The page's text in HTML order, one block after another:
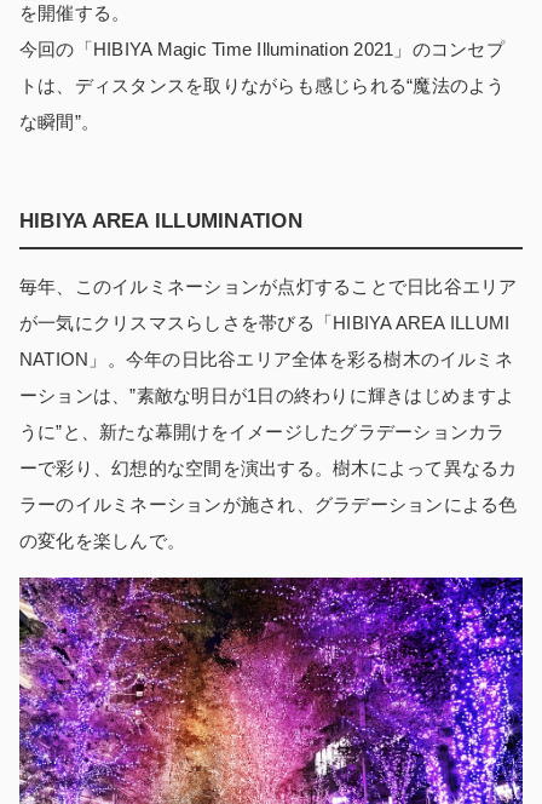
を開催する。
今回の「HIBIYA Magic Time Illumination 2021」のコンセプ
トは、ディスタンスを取りながらも感じられる“魔法のよう
な瞬間”。
HIBIYA AREA ILLUMINATION
毎年、このイルミネーションが点灯することで日比谷エリア
が一気にクリスマスらしさを帯びる「HIBIYA AREA ILLUMI
NATION」。今年の日比谷エリア全体を彩る樹木のイルミネ
ーションは、”素敵な明日が1日の終わりに輝きはじめますよ
うに”と、新たな幕開けをイメージしたグラデーションカラ
ーで彩り、幻想的な空間を演出する。樹木によって異なるカ
ラーのイルミネーションが施され、グラデーションによる色
の変化を楽しんで。